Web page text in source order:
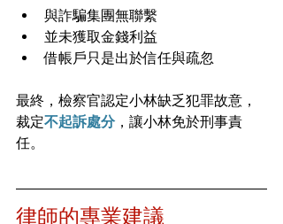
與詐騙集團無聯繫
並未獲取金錢利益
借帳戶只是出於信任與疏忽
最終，檢察官認定小林缺乏犯罪故意，
裁定不起訴處分，讓小林免於刑事責
任。
律師的專業建議